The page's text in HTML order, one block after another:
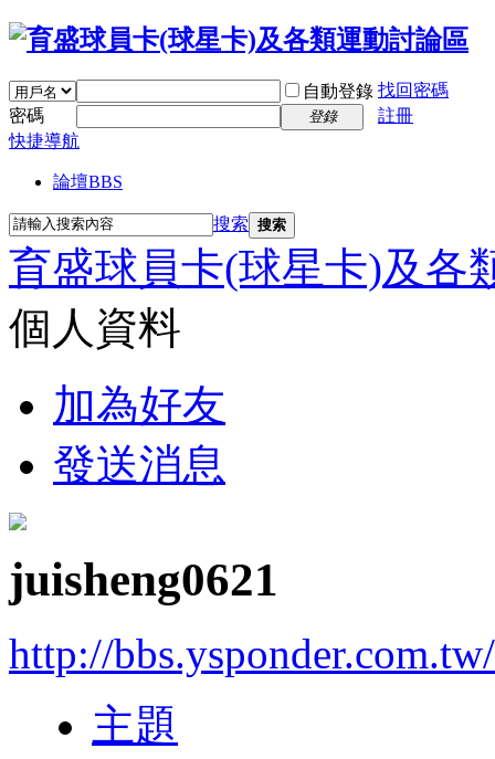
自動登錄 找回密碼
密碼
登錄
註冊
快捷導航
論壇BBS
搜索 搜索
育盛球員卡(球星卡)及各
個人資料
加為好友
發送消息
juisheng0621
http://
主題